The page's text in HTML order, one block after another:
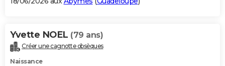
Yvette NOEL (79 ans)
Créer une cagnotte obsèques
Naissance